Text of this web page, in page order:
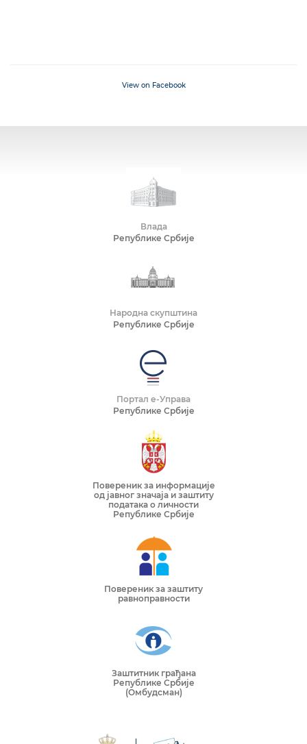
View on Facebook
Влада
Републике Србије
Народна скупштина
Републике Србије
Портал е-Управа
Републике Србије
Повереник за информације
од јавног значаја и заштиту
података о личности
Републике Србије
Повереник за заштиту
равноправности
Заштитник грађана
Републике Србије
(Омбудсман)